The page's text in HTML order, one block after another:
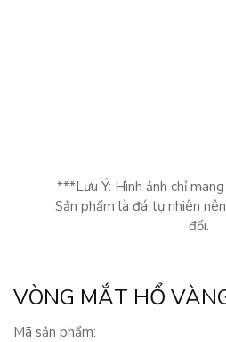
***Lưu Ý: Hình ảnh chỉ
Sản phẩm là đá tự nhiên
đổi.
VÒNG MẮT HỔ
Mã sản phẩm: